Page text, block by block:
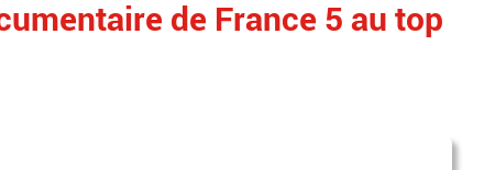
de France 5 au top